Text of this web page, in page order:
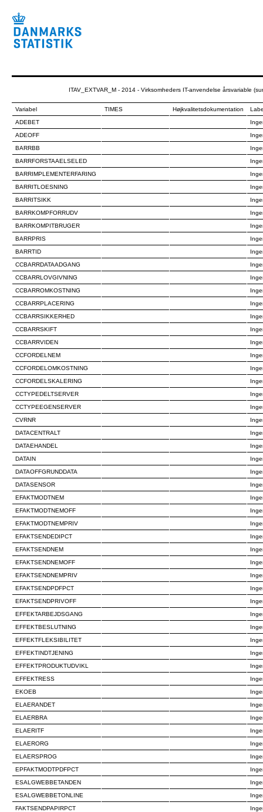
ITAV_EXTVAR_M - 2014 - Virksomheders IT-anvendelse årsvariable
Variabel TIMES Højkvalitetsdokumentation
ADEBET
ADEOFF
BARRBB
BARRFORSTAAELSELED
BARRIMPLEMENTERFARING
BARRITLOESNING
BARRITSIKK
BARRKOMPFORRUDV
BARRKOMPITBRUGER
BARRPRIS
BARRTID
CCBARRDATAADGANG
CCBARRLOVGIVNING
CCBARROMKOSTNING
CCBARRPLACERING
CCBARRSIKKERHED
CCBARRSKIFT
CCBARRVIDEN
CCFORDELNEM
CCFORDELOMKOSTNING
CCFORDELSKALERING
CCTYPEDELTSERVER
CCTYPEEGENSERVER
CVRNR
DATACENTRALT
DATAEHANDEL
DATAIN
DATAOFFGRUNDDATA
DATASENSOR
EFAKTMODTNEM
EFAKTMODTNEMOFF
EFAKTMODTNEMPRIV
EFAKTSENDEDIPCT
EFAKTSENDNEM
EFAKTSENDNEMOFF
EFAKTSENDNEMPRIV
EFAKTSENDPDFPCT
EFAKTSENDPRIVOFF
EFFEKTARBEJDSGANG
EFFEKTBESLUTNING
EFFEKTFLEKSIBILITET
EFFEKTINDTJENING
EFFEKTPRODUKTUDVIKL
EFFEKTRESS
EKOEB
ELAERANDET
ELAERBRA
ELAERITF
ELAERORG
ELAERSPROG
EPFAKTMODTPDFPCT
ESALGWEBBETANDEN
ESALGWEBBETONLINE
FAKTSENDPAPIRPCT